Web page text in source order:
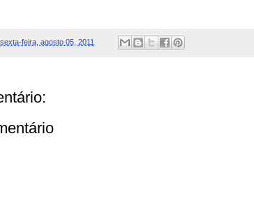
sexta-feira, agosto 05, 2011